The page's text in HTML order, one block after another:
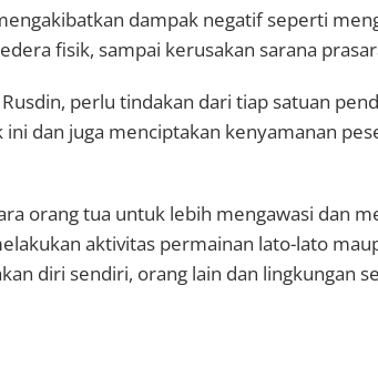
dampak negatif seperti
fisik, sampai kerusakan sarana
perlu tindakan dari tiap satuan
dan juga menciptakan kenyamanan
orang tua untuk lebih mengawasi dan
aktivitas permainan lato-lato
diri sendiri, orang lain dan lingkungan